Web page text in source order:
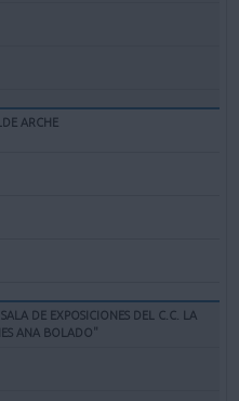
ARCHE
DE EXPOSICIONES DEL C.C. LA
ANA BOLADO"